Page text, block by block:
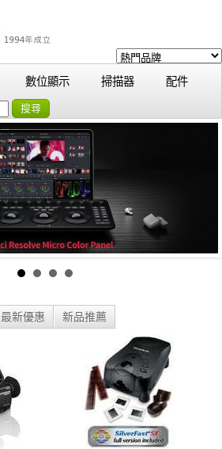
數位顯示 掃描器 配件
搜尋
最新優惠 新品推薦